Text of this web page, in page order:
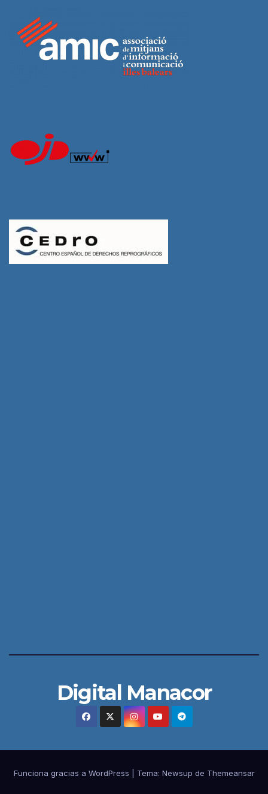
Digital Manacor
Funciona gracias a WordPress Tema: Newsup de Themeansar